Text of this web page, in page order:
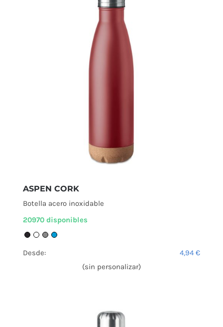
ASPEN CORK
Botella acero inoxidable
20970 disponibles
Desde: 4,94 €
(sin personalizar)